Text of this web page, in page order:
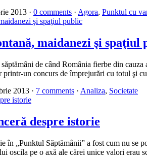
2013 · 0 comments · Agora, Punktul cu
maidanezi şi spaţiul
de când România fierbe din
un concurs de împrejurări cu totul şi
2013 · 7 comments · Analiza, Societate
despre istorie
în „Punktul Săptămânii” a fost cum nu se
oscila pe o axă ale cărei unice valori